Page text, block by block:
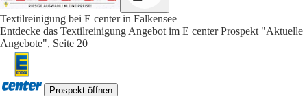
Textilreinigung bei E center in Falkensee
Entdecke das Textilreinigung Angebot im E center Prospekt "Aktuelle
Angebote", Seite 20
Prospekt öffnen